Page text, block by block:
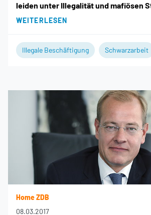
leiden unter Illegalität und mafiösen
WEITERLESEN
Illegale Beschäftigung Schwarzarbeit
Home ZDB
08.03.2017